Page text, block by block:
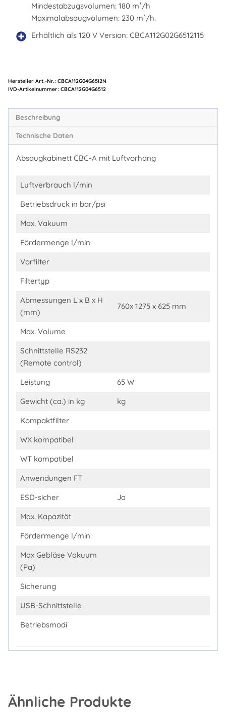
Mindestabzugsvolumen: 180 m³/h
Maximalabsaugvolumen: 230 m³/h.
Erhältlich als 120 V Version: CBCA112G02G6512115
Hersteller Art.-Nr.: CBCA112G04G65I2N
Artikelnummer: CBCA112G04G6512
Beschreibung
Technische Daten
Absaugkabinett CBC-A mit Luftvorhang
Luftverbrauch l/min
Betriebsdruck in bar/psi
Max. Vakuum
Fördermenge l/min
Vorfilter
Filtertyp
Abmessungen L x B x H
(mm)
760x 1275 x 625 mm
Max. Volume
Schnittstelle RS232
(Remote control)
Leistung
65 W
Gewicht (ca.) in kg
kg
Kompaktfilter
WX kompatibel
WT kompatibel
Anwendungen FT
ESD-sicher
Ja
Max. Kapazität
Fördermenge l/min
Max Gebläse Vakuum
(Pa)
Sicherung
USB-Schnittstelle
Betriebsmodi
Ähnliche Produkte